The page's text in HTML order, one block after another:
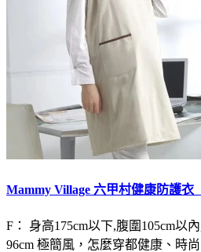
Mammy Village 六甲村健康防護衣
F： 身高175cm以下,腹圍105cm以
96cm 極簡風，怎麼穿都健康、時